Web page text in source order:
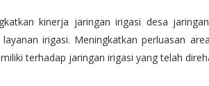
kinerja jaringan irigasi desa
irigasi. Meningkatkan perluasan
terhadap jaringan irigasi yang telah